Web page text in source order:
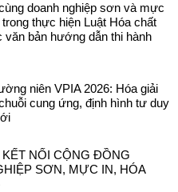
doanh nghiệp sơn và mực
thực hiện Luật Hóa chất
văn bản hướng dẫn thi hành
niên VPIA 2026: Hóa giải
cung ứng, định hình tư duy
NỐI CỘNG ĐỒNG
SƠN, MỰC IN, HÓA